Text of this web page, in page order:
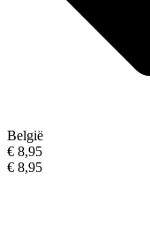
België
€ 8,95
€ 8,95